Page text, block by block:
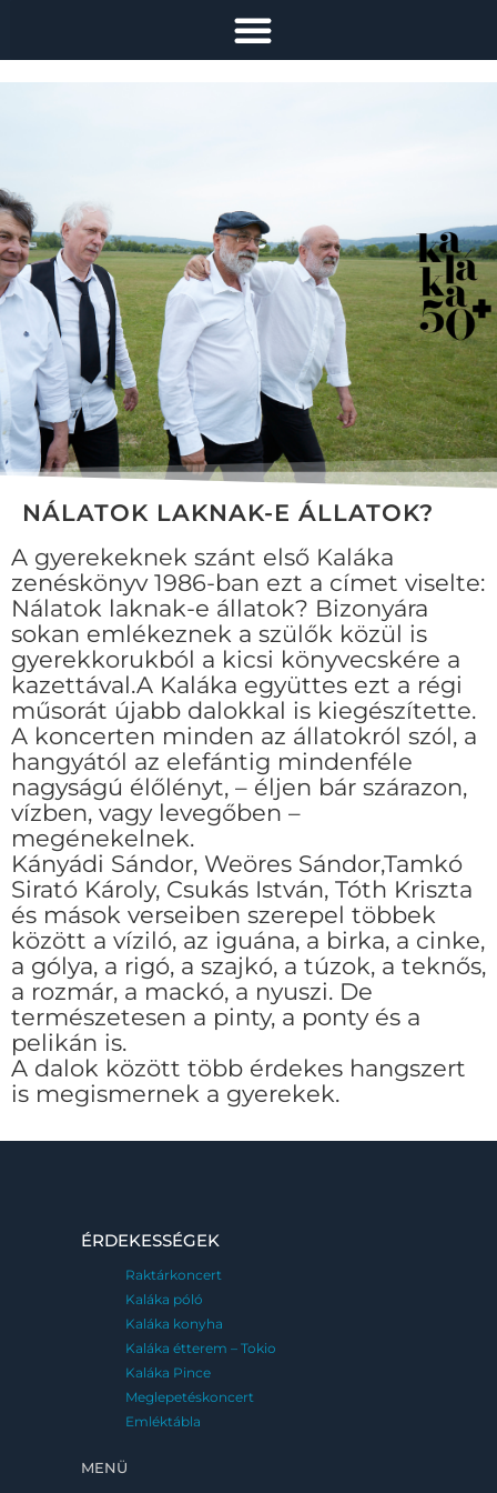
NÁLATOK LAKNAK-E ÁLLATOK?
A gyerekeknek szánt első Kaláka
zenéskönyv 1986-ban ezt a címet viselte:
Nálatok laknak-e állatok? Bizonyára
sokan emlékeznek a szülők közül is
gyerekkorukból a kicsi könyvecskére a
kazettával.A Kaláka együttes ezt a régi
műsorát újabb dalokkal is kiegészítette.
A koncerten minden az állatokról szól, a
hangyától az elefántig mindenféle
nagyságú élőlényt, – éljen bár szárazon,
vízben, vagy levegőben –
megénekelnek.
Kányádi Sándor, Weöres Sándor,Tamkó
Sirató Károly, Csukás István, Tóth Kriszta
és mások verseiben szerepel többek
között a víziló, az iguána, a birka, a cinke,
a gólya, a rigó, a szajkó, a túzok, a teknős,
a rozmár, a mackó, a nyuszi. De
természetesen a pinty, a ponty és a
pelikán is.
A dalok között több érdekes hangszert
is megismernek a gyerekek.
ÉRDEKESSÉGEK
Raktárkoncert
Kaláka póló
Kaláka konyha
Kaláka étterem – Tokio
Kaláka Pince
Meglepetéskoncert
Emléktábla
MENÜ